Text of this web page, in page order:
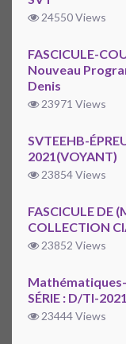
24550 Views
FASCICULE-
Nouveau
Denis
23971 Views
SVTEEHB-
2021(VOYANT)
23854 Views
FASCICULE DE
COLLECTION
23852 Views
Mathématiques-
SÉRIE : D/TI-2021
23444 Views